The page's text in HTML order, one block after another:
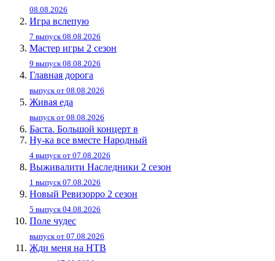
08.08.2026
Игра вслепую
7 выпуск 08.08.2026
Мастер игры 2 сезон
9 выпуск 08.08.2026
Главная дорога
выпуск от 08.08.2026
Живaя eдa
выпуск от 08.08.2026
Баста. Большой концерт в
Ну-ка все вместе Народный
4 выпуск от 07.08.2026
Выживалити Наследники 2 сезон
1 выпуск 07.08.2026
Новый Ревизорро 2 сезон
5 выпуск 04.08.2026
Поле чудес
выпуск от 07.08.2026
Жди меня на НТВ